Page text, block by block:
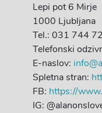
Lepi pot 6 Mirje
1000 Ljubljana
Tel.: 031 744
Telefonski
E-naslov:
Spletna stran:
FB: https://
IG: